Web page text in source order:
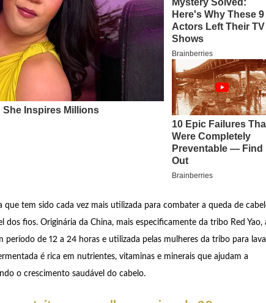
que tem sido cada vez mais utilizada para combater a queda de
dos fios. Originária da China, mais especificamente da tribo Red Yao,
período de 12 a 24 horas e utilizada pelas mulheres da tribo para
é rica em nutrientes, vitaminas e minerais que ajudam a
o crescimento saudável do cabelo.